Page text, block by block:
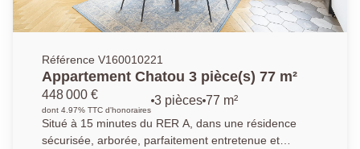
Référence V160010221
Appartement Chatou 3 pièce(s) 77 m²
448 000 €
dont 4.97% TTC d'honoraires
3 pièces 77 m²
Situé à 15 minutes du RER A, dans une résidence
sécurisée, arborée, parfaitement entretenue et